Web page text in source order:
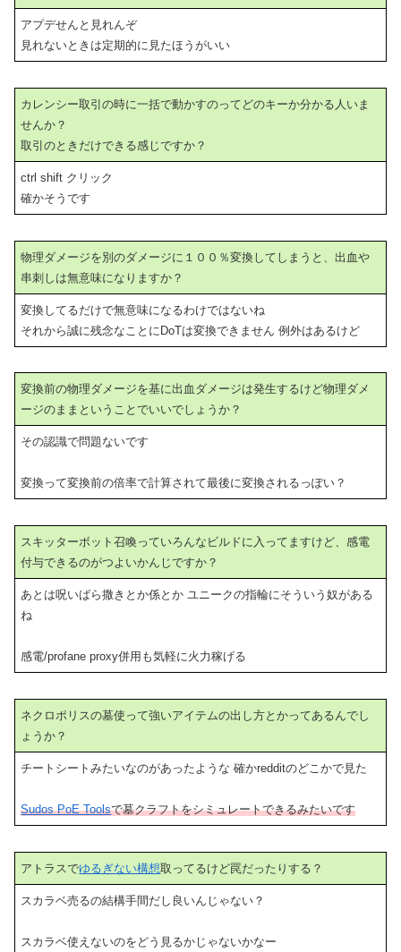
アプデせんと見れんぞ
見れないときは定期的に見たほうがいい
カレンシー取引の時に一括で動かすのってどのキーか分かる人いま
せんか？
取引のときだけできる感じですか？
ctrl shift クリック
確かそうです
物理ダメージを別のダメージに１００％変換してしまうと、出血や
串刺しは無意味になりますか？
変換してるだけで無意味になるわけではないね
それから誠に残念なことにDoTは変換できません 例外はあるけど
変換前の物理ダメージを基に出血ダメージは発生するけど物理ダメ
ージのままということでいいでしょうか？
その認識で問題ないです
変換って変換前の倍率で計算されて最後に変換されるっぽい？
スキッターボット召喚っていろんなビルドに入ってますけど、感電
付与できるのがつよいかんじですか？
あとは呪いばら撒きとか係とか ユニークの指輪にそういう奴がある
ね
感電/profane proxy併用も気軽に火力稼げる
ネクロポリスの墓使って強いアイテムの出し方とかってあるんでし
ょうか？
チートシートみたいなのがあったような 確かredditのどこかで見た
Sudos PoE Toolsで墓クラフトをシミュレートできるみたいです
アトラスでゆるぎない構想取ってるけど罠だったりする？
スカラベ売るの結構手間だし良いんじゃない？
スカラベ使えないのをどう見るかじゃないかなー